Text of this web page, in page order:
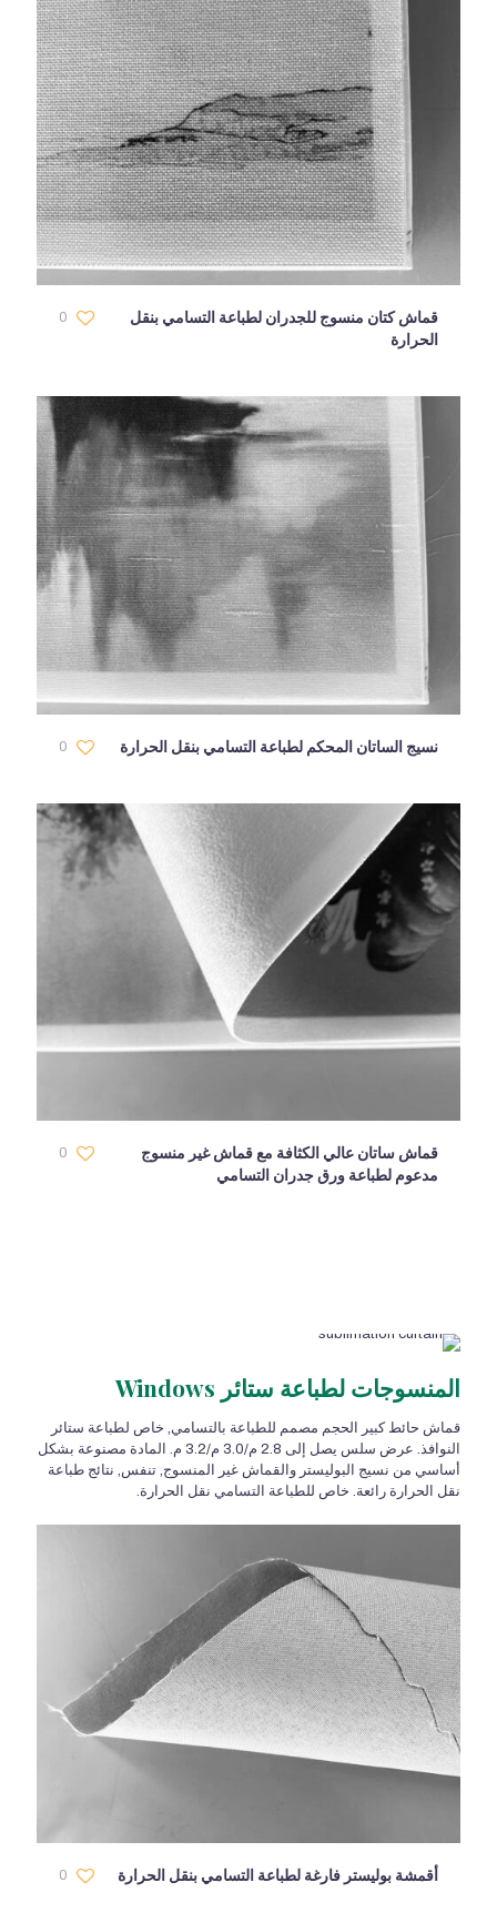
قماش كتان منسوج للجدران لطباعة التسامي بنقل
الحرارة
0
نسيج الساتان المحكم لطباعة التسامي بنقل الحرارة 0
قماش ساتان عالي الكثافة مع قماش غير منسوج
مدعوم لطباعة ورق جدران التسامي
0
المنسوجات لطباعة ستائر Windows
قماش حائط كبير الحجم مصمم للطباعة بالتسامي, خاص لطباعة ستائر
النوافذ. عرض سلس يصل إلى 2.8 م/3.0 م/3.2 م. المادة مصنوعة بشكل
أساسي من نسيج البوليستر والقماش غير المنسوج, تنفس, نتائج طباعة
نقل الحرارة رائعة. خاص للطباعة التسامي نقل الحرارة.
أقمشة بوليستر فارغة لطباعة التسامي بنقل الحرارة 0